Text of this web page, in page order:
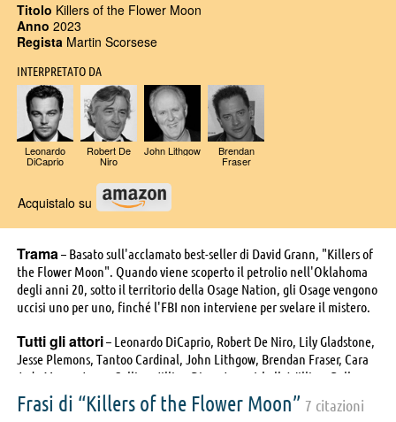
Titolo Killers of the Flower Moon
Anno 2023
Regista Martin Scorsese
INTERPRETATO DA
Leonardo
DiCaprio
Robert De
Niro
John Lithgow Brendan
Fraser
Acquistalo su
Trama– Basato sull'acclamato best-seller di David Grann, "Killers of
the Flower Moon". Quando viene scoperto il petrolio nell'Oklahoma
degli anni 20, sotto il territorio della Osage Nation, gli Osage vengono
uccisi uno per uno, finché l'FBI non interviene per svelare il mistero.
Tutti gli attori– Leonardo DiCaprio, Robert De Niro, Lily Gladstone,
Jesse Plemons, Tantoo Cardinal, John Lithgow, Brendan Fraser, Cara
Jade Myers, Janae Collins, Jillian Dion, Jason Isbell, William Belleau,
Louis Cancelmi, Scott Shepherd, Everett Waller, Talee Redcorn, Yancey
Red Corn, Tatanka Means, Tommy Schultz, Sturgill Simpson, Ty
Frasi di “Killers of the Flower Moon” 7 citazioni